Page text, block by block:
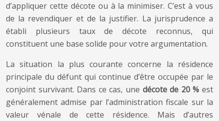
d’appliquer cette décote ou à la minimiser. C’est à vous
de la revendiquer et de la justifier. La jurisprudence a
établi plusieurs taux de décote reconnus, qui
constituent une base solide pour votre argumentation.
La situation la plus courante concerne la résidence
principale du défunt qui continue d’être occupée par le
conjoint survivant. Dans ce cas, une décote de 20 % est
généralement admise par l’administration fiscale sur la
valeur vénale de cette résidence. Mais d’autres